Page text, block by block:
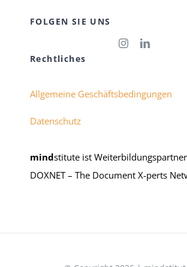
FOLGEN SIE UNS
Rechtliches
Allgemeine Geschäftsbedingungen
Datenschutz
mindstitute ist
DOXNET – The Document X-perts